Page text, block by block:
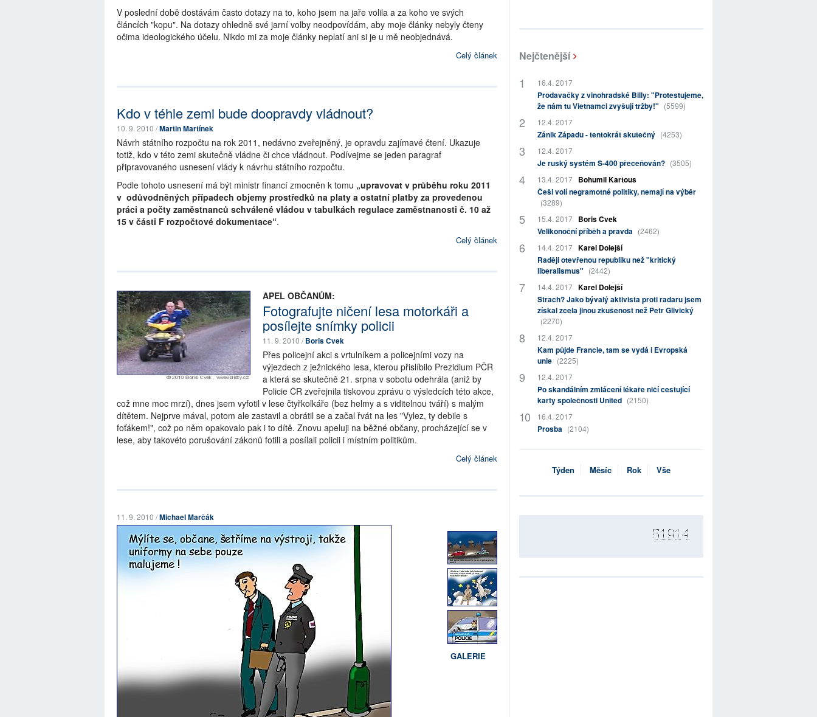
V poslední době dostávám často dotazy na to, koho jsem na jaře volila a za koho ve svých
článcích "kopu". Na dotazy ohledně své jarní volby neodpovídám, aby moje články nebyly čteny
očima ideologického účelu. Nikdo mi za moje články neplatí ani si je u mě neobjednává.
Celý článek
Kdo v téhle zemi bude doopravdy vládnout?
10. 9. 2010 /Martin Martínek
Návrh státního rozpočtu na rok 2011, nedávno zveřejněný, je opravdu zajímavé čtení. Ukazuje
totiž, kdo v této zemi skutečně vládne či chce vládnout. Podívejme se jeden paragraf
připravovaného usnesení vlády k návrhu státního rozpočtu.
Podle tohoto usnesení má být ministr financí zmocněn k tomu „upravovat v průběhu roku 2011
v odůvodněných případech objemy prostředků na platy a ostatní platby za provedenou
práci a počty zaměstnanců schválené vládou v tabulkách regulace zaměstnanosti č. 10 až
15 v části F rozpočtové dokumentace“.
Celý článek
APEL OBČANŮM:
Fotografujte ničení lesa motorkáři a
posílejte snímky policii
11. 9. 2010 /Boris Cvek
Přes policejní akci s vrtulníkem a policejními vozy na
výjezdech z ježnického lesa, kterou přislíbilo Prezidium PČR
a která se skutečně 21. srpna v sobotu odehrála (aniž by
Policie ČR zveřejnila tiskovou zprávu o výsledcích této akce,
což mne moc mrzí), dnes jsem vyfotil v lese čtyřkolkáře (bez helmy a s viditelnou tváří) s malým
dítětem. Nejprve mával, potom ale zastavil a obrátil se a začal řvát na les "Vylez, ty debile s
foťákem!", což po něm opakovalo pak i to dítě. Znovu apeluji na běžné občany, procházející se v
lese, aby takovéto porušování zákonů fotili a posílali policii i místním politikům.
Celý článek
11. 9. 2010 /Michael Marčák
GALERIE
Nejčtenější
16.4. 2017
Prodavačky z vinohradské Billy: "Protestujeme,
že nám tu Vietnamci zvyšují tržby!" (5599)
12.4. 2017
Zánik Západu - tentokrát skutečný (4253)
12.4. 2017
Je ruský systém S-400 přeceňován? (3505)
13.4. 2017
Bohumil Kartous
Češi volí negramotné politiky, nemají na výběr
(3289)
15.4. 2017
Boris Cvek
Velikonoční příběh a pravda (2462)
14.4. 2017 Karel Dolejší
Raději otevřenou republiku než "kritický
liberalismus" (2442)
14.4. 2017 Karel Dolejší
Strach? Jako bývalý aktivista proti radaru jsem
získal zcela jinou zkušenost než Petr Glivický
(2270)
12.4. 2017
Kam půjde Francie, tam se vydá i Evropská
unie (2225)
12.4. 2017
Po skandálním zmlácení lékaře ničí cestující
karty společnosti United (2150)
16.4. 2017
Prosba (2104)
Týden Měsíc Rok Vše
51914